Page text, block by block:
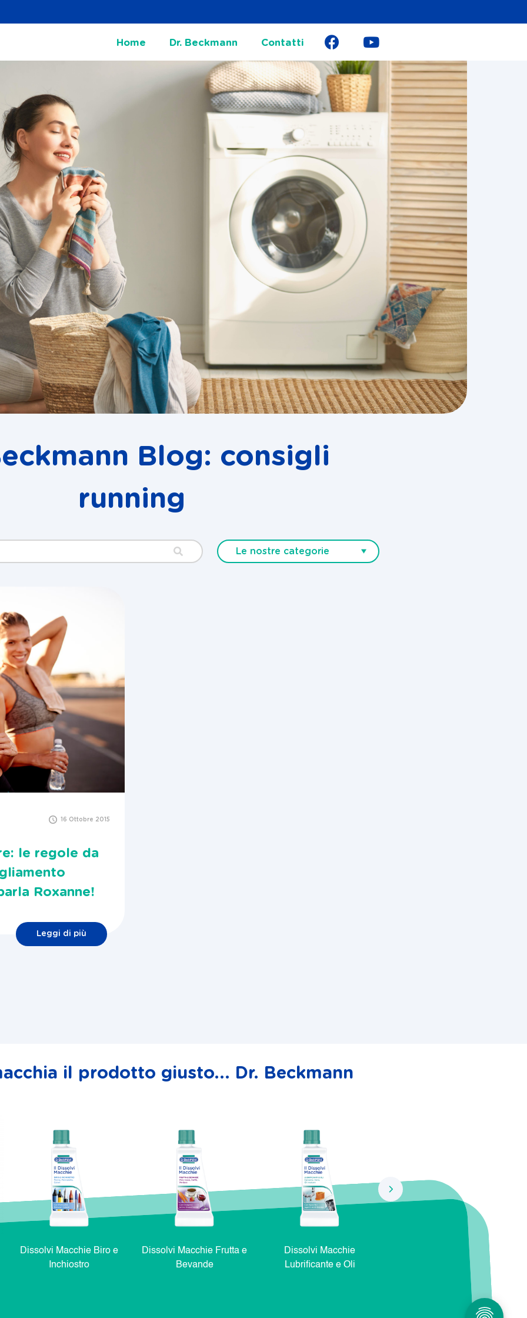
Home Dr. Beckmann Contatti
Blog: consigli
running
Le nostre categorie
16 Ottobre 2015
le regole da
Roxanne!
Leggi di più
il prodotto giusto... Dr. Beckmann
Dissolvi Macchie Biro e
Inchiostro
Dissolvi Macchie Frutta e
Bevande
Dissolvi Macchie
Lubrificante e Oli
Dissolvi Macchie Natura e